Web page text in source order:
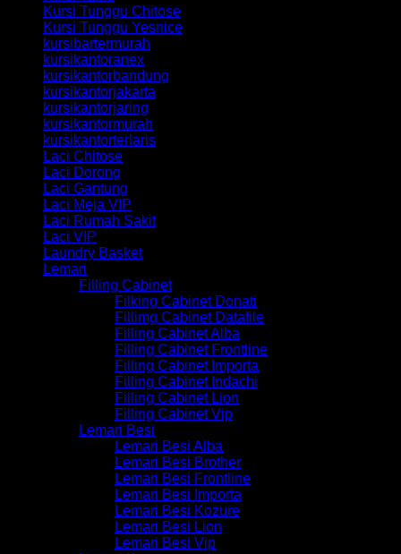
Kursi Tunggu Chitose
Kursi Tunggu Yesnice
kursibartermurah
kursikantoranex
kursikantorbandung
kursikantorjakarta
kursikantorjaring
kursikantormurah
kursikantorterlaris
Laci Chitose
Laci Dorong
Laci Gantung
Laci Meja VIP
Laci Rumah Sakit
Laci VIP
Laundry Basket
Lemari
Filling Cabinet
Filking Cabinet Donati
Fillimg Cabinet Datafile
Filling Cabinet Alba
Filling Cabinet Frontline
Filling Cabinet Importa
Filling Cabinet Indachi
Filling Cabinet Lion
Filling Cabinet Vip
Lemari Besi
Lemari Besi Alba
Lemari Besi Brother
Lemari Besi Frontline
Lemari Besi Importa
Lemari Besi Kozure
Lemari Besi Lion
Lemari Besi Vip